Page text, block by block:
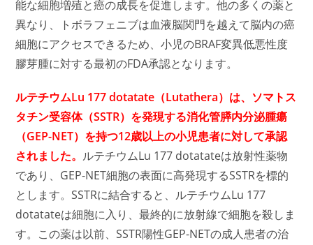
能な細胞増殖と癌の成長を促進します。他の多くの薬と
異なり、トボラフェニブは血液脳関門を越えて脳内の癌
細胞にアクセスできるため、小児のBRAF変異低悪性度
膠芽腫に対する最初のFDA承認となります。
ルテチウムLu 177 dotatate（Lutathera）は、ソマトス
タチン受容体（SSTR）を発現する消化管膵内分泌腫瘍
（GEP-NET）を持つ12歳以上の小児患者に対して承認
されました。 ルテチウムLu 177 dotatateは放射性薬物
であり、GEP-NET細胞の表面に高発現するSSTRを標的
とします。SSTRに結合すると、ルテチウムLu 177
dotatateは細胞に入り、最終的に放射線で細胞を殺しま
す。この薬は以前、SSTR陽性GEP-NETの成人患者の治